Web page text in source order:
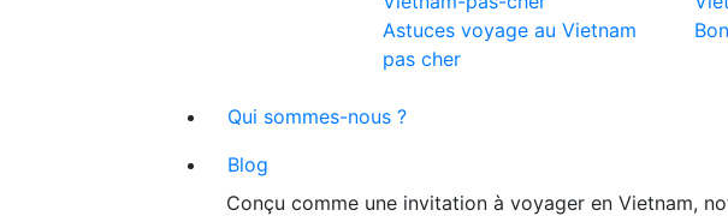
Astuces voyage au Vietnam
pas cher
Qui sommes-nous ?
Blog
Conçu comme une invitation à voyager en Vietnam,